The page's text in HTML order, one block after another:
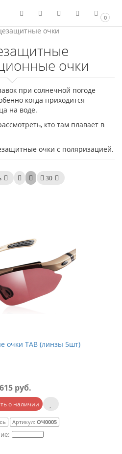
0
очки
очки
при солнечной погоде
когда приходится
на воде.
кто там плавает в
очки с поляризацией.
30
очки TAB (линзы 5шт)
руб.
о наличии
Артикул: ОЧ0005